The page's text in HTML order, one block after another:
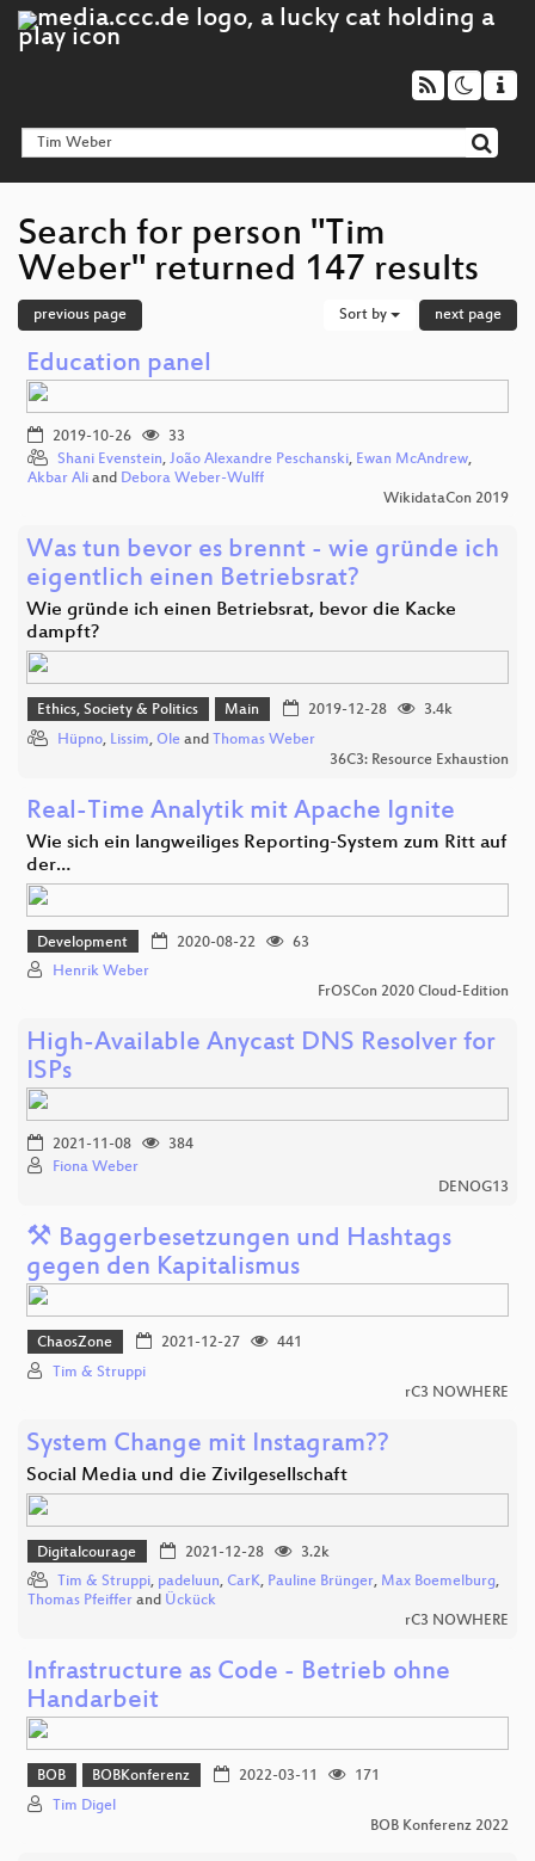
Search for person "Tim
Weber" returned 147 results
previous page Sort by next page
Education panel
2019-10-26
33
Shani Evenstein, João Alexandre Peschanski, Ewan McAndrew,
Akbar Ali and Debora Weber-Wulff
WikidataCon 2019
Was tun bevor es brennt - wie gründe ich
eigentlich einen Betriebsrat?
Wie gründe ich einen Betriebsrat, bevor die Kacke
dampft?
Ethics, Society & Politics Main 2019-12-28
3.4k
Hüpno, Lissim, Ole and Thomas Weber
36C3: Resource Exhaustion
Real-Time Analytik mit Apache Ignite
Wie sich ein langweiliges Reporting-System zum Ritt auf
der…
Development 2020-08-22
63
Henrik Weber
FrOSCon 2020 Cloud-Edition
High-Available Anycast DNS Resolver for
ISPs
2021-11-08
384
Fiona Weber
DENOG13
⚒️ Baggerbesetzungen und Hashtags
gegen den Kapitalismus
ChaosZone 2021-12-27
441
Tim & Struppi
rC3 NOWHERE
System Change mit Instagram??
Social Media und die Zivilgesellschaft
Digitalcourage 2021-12-28
3.2k
Tim & Struppi, padeluun, CarK, Pauline Brünger, Max Boemelburg,
Thomas Pfeiffer and Ückück
rC3 NOWHERE
Infrastructure as Code - Betrieb ohne
Handarbeit
BOB BOBKonferenz 2022-03-11
171
Tim Digel
BOB Konferenz 2022